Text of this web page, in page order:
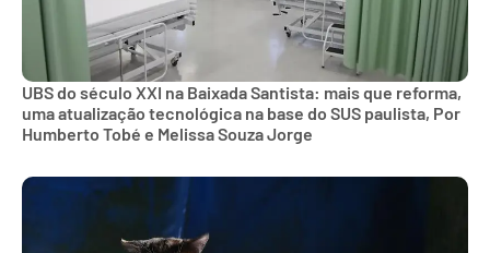
UBS do século XXI na Baixada Santista: mais que reforma,
uma atualização tecnológica na base do SUS paulista, Por
Humberto Tobé e Melissa Souza Jorge